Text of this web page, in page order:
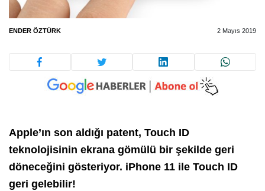
ENDER ÖZTÜRK 2 Mayıs 2019
Apple’ın son aldığı patent, Touch ID
teknolojisinin ekrana gömülü bir şekilde geri
döneceğini gösteriyor. iPhone 11 ile Touch ID
geri gelebilir!